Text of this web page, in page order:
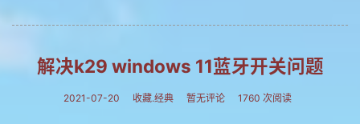
解决k29 windows 11蓝牙开关问题
2021-07-20 收藏.经典 暂无评论 1760 次阅读